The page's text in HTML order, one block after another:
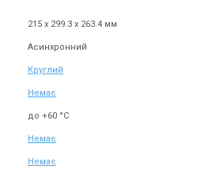
215 х 299.3 х 263.4 мм
Асинхронний
Круглий
Немає
до +60 °C
Немає
Немає